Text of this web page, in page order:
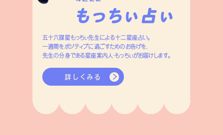
五十六謀星もっちぃ先生による十二星座占い。
一週間をポジティブに過ごすためのお告げを、
先生の分身である星座案内人・もっちぃがお届けします。
詳しくみる